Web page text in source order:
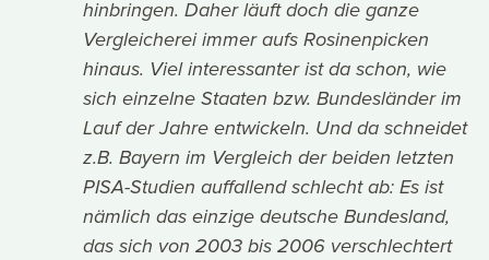
hinbringen. Daher läuft doch die ganze
Vergleicherei immer aufs Rosinenpicken
hinaus. Viel interessanter ist da schon, wie
sich einzelne Staaten bzw. Bundesländer im
Lauf der Jahre entwickeln. Und da schneidet
z.B. Bayern im Vergleich der beiden letzten
PISA-Studien auffallend schlecht ab: Es ist
nämlich das einzige deutsche Bundesland,
das sich von 2003 bis 2006 verschlechtert